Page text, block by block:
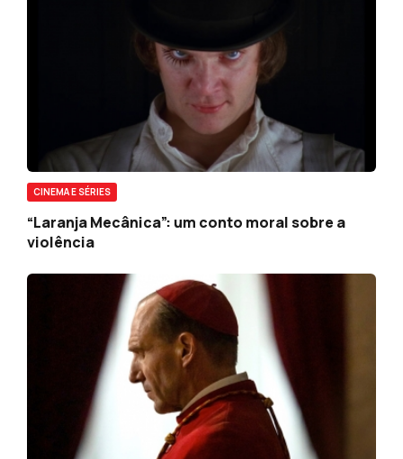
CINEMA E SÉRIES
“Laranja Mecânica”: um conto moral sobre a
violência